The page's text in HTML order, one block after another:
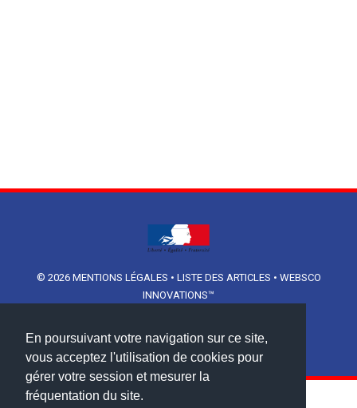
En poursuivant votre navigation sur ce site,
vous acceptez l'utilisation de cookies pour
gérer votre session et mesurer la
fréquentation du site.
© 2026 MENTIONS LÉGALES • LISTE DES ARTICLES • WEBSCO
INNOVATIONS™